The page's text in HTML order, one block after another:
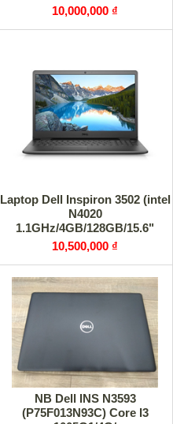
10,000,000 ₫
Laptop Dell Inspiron 3502 (intel
N4020
1.1GHz/4GB/128GB/15.6"
HD/Webcam/Win10/Black)
10,500,000 ₫
NB Dell INS N3593
(P75F013N93C) Core I3